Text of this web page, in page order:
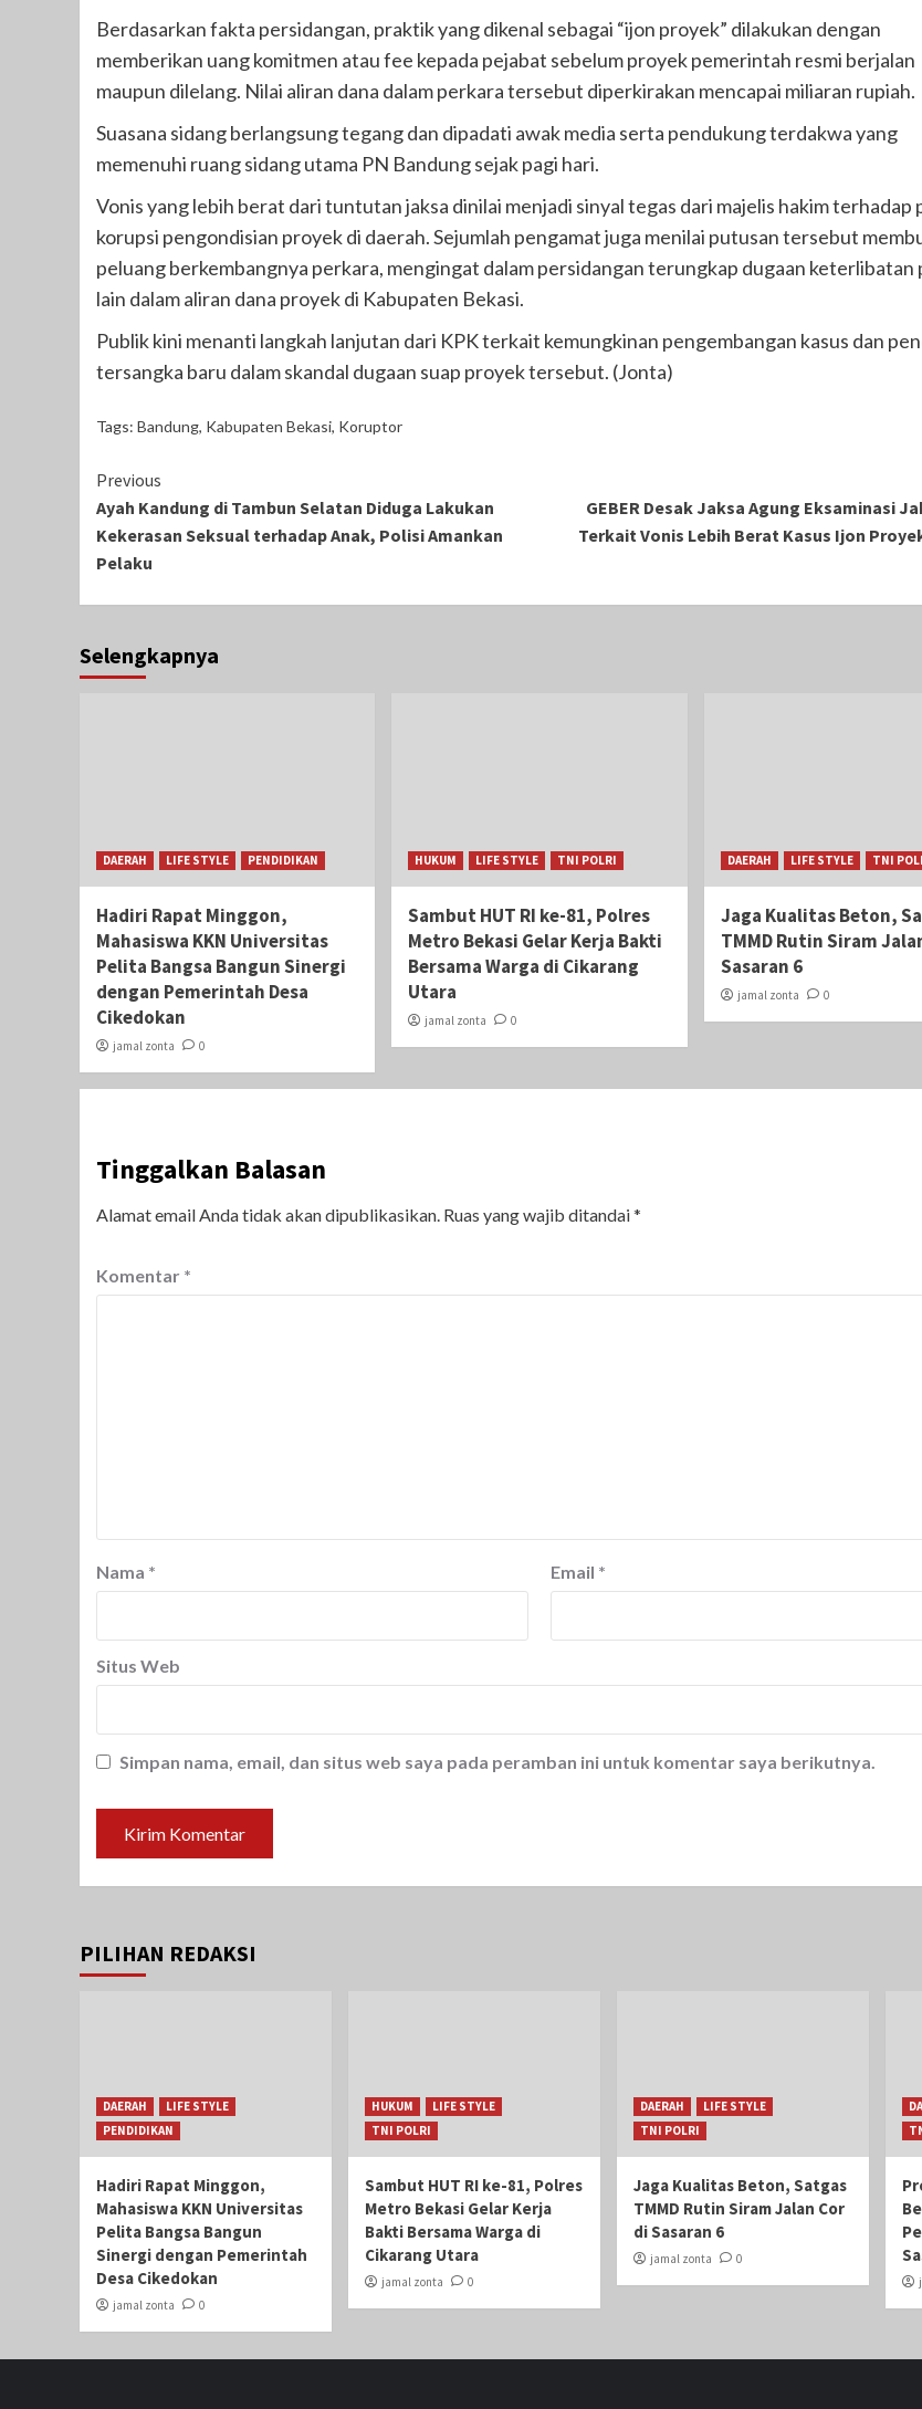
Berdasarkan fakta persidangan, praktik yang dikenal sebagai “ijon proyek” dilakukan dengan
memberikan uang komitmen atau fee kepada pejabat sebelum proyek pemerintah resmi berjalan
maupun dilelang. Nilai aliran dana dalam perkara tersebut diperkirakan mencapai miliaran rupiah.
Suasana sidang berlangsung tegang dan dipadati awak media serta pendukung terdakwa yang
memenuhi ruang sidang utama PN Bandung sejak pagi hari.
Vonis yang lebih berat dari tuntutan jaksa dinilai menjadi sinyal tegas dari majelis hakim terhadap
korupsi pengondisian proyek di daerah. Sejumlah pengamat juga menilai putusan tersebut
peluang berkembangnya perkara, mengingat dalam persidangan terungkap dugaan keterlibatan
lain dalam aliran dana proyek di Kabupaten Bekasi.
Publik kini menanti langkah lanjutan dari KPK terkait kemungkinan pengembangan kasus dan
tersangka baru dalam skandal dugaan suap proyek tersebut. (Jonta)
Tags: Bandung, Kabupaten Bekasi, Koruptor
Continue
Reading
Previous
Ayah Kandung di Tambun Selatan Diduga Lakukan
Kekerasan Seksual terhadap Anak, Polisi Amankan
Pelaku
GEBER Desak Jaksa Agung Eksaminasi
Terkait Vonis Lebih Berat Kasus Ijon
Selengkapnya
DAERAH LIFE STYLE PENDIDIKAN
Hadiri Rapat Minggon,
Mahasiswa KKN Universitas
Pelita Bangsa Bangun Sinergi
dengan Pemerintah Desa
Cikedokan
jamal zonta 0
HUKUM LIFE STYLE TNI POLRI
Sambut HUT RI ke-81, Polres
Metro Bekasi Gelar Kerja Bakti
Bersama Warga di Cikarang
Utara
jamal zonta 0
DAERAH LIFE STYLE TNI
Jaga Kualitas Beton,
TMMD Rutin Siram
Sasaran 6
jamal zonta 0
Tinggalkan Balasan
Alamat email Anda tidak akan dipublikasikan. Ruas yang wajib ditandai*
Komentar *
Nama * Email *
Situs Web
Simpan nama, email, dan situs web saya pada peramban ini untuk komentar saya berikutnya.
PILIHAN REDAKSI
DAERAH
LIFE STYLE
PENDIDIKAN
Hadiri Rapat Minggon,
Mahasiswa KKN Universitas
Pelita Bangsa Bangun
Sinergi dengan Pemerintah
Desa Cikedokan
jamal zonta 0
HUKUM
LIFE STYLE
TNI POLRI
Sambut HUT RI ke-81, Polres
Metro Bekasi Gelar Kerja
Bakti Bersama Warga di
Cikarang Utara
jamal zonta 0
DAERAH
LIFE STYLE
TNI POLRI
Jaga Kualitas Beton, Satgas
TMMD Rutin Siram Jalan Cor
di Sasaran 6
jamal zonta 0